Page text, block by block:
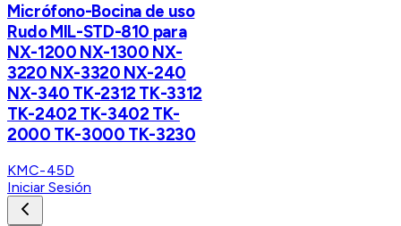
Micrófono-Bocina de uso
Rudo MIL-STD-810 para
NX-1200 NX-1300 NX-
3220 NX-3320 NX-240
NX-340 TK-2312 TK-3312
TK-2402 TK-3402 TK-
2000 TK-3000 TK-3230
KMC-45D
Iniciar Sesión